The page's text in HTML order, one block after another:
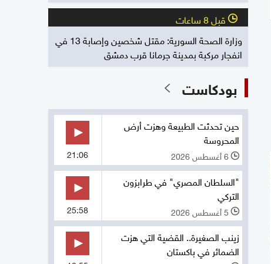
l قبل 8 ساعات
وزارة الصحة السورية: مقتل شخصين وإصابة 13 في
انفجار مركبة بمدينة جرمانا قرب دمشق
بودكاست
حين تحدثت الطبيعة وهزت أرض
المحروسة
l 6 أغسطس 2026 21:06
"السلطان المصري" في طرابزون
التركي
l 5 أغسطس 2026 25:58
زينب الصغيرة.. القضية التي هزت
الضمائر في باكستان